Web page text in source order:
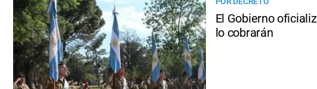
El Gobierno
lo cobrarán